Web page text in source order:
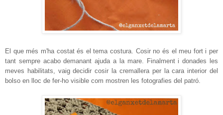
El que més m'ha costat és el tema costura. Cosir no és el meu fort i per
tant sempre acabo demanant ajuda a la mare. Finalment i donades les
meves habilitats, vaig decidir cosir la cremallera per la cara interior del
bolso en lloc de fer-ho visible com mostren les fotografies del patró.